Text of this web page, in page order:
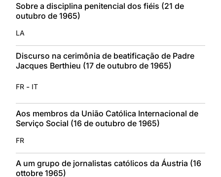
Sobre a disciplina penitencial dos fiéis (21 de
outubro de 1965)
LA
Discurso na cerimônia de beatificação de Padre
Jacques Berthieu (17 de outubro de 1965)
FR - IT
Aos membros da União Católica Internacional de
Serviço Social (16 de outubro de 1965)
FR
A um grupo de jornalistas católicos da Áustria (16
ottobre 1965)